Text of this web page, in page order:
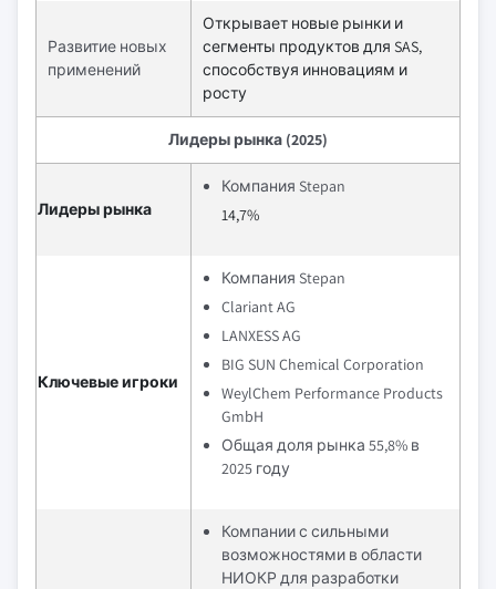
Развитие новых
применений
Открывает новые рынки и
сегменты продуктов для SAS,
способствуя инновациям и
росту
Лидеры рынка (2025)
Лидеры рынка
Компания Stepan
14,7%
Ключевые игроки
Компания Stepan
Clariant AG
LANXESS AG
BIG SUN Chemical Corporation
WeylChem Performance Products
GmbH
Общая доля рынка 55,8% в
2025 году
Компании с сильными
возможностями в области
НИОКР для разработки